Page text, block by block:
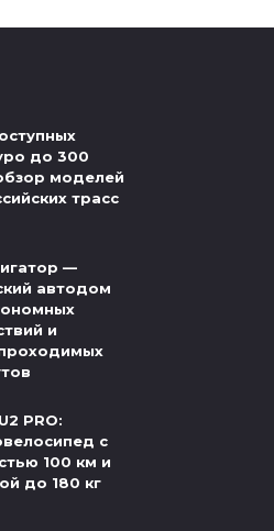
до 300
моделей
трасс
—
автодом
и
PRO:
с
100 км и
до 180 кг